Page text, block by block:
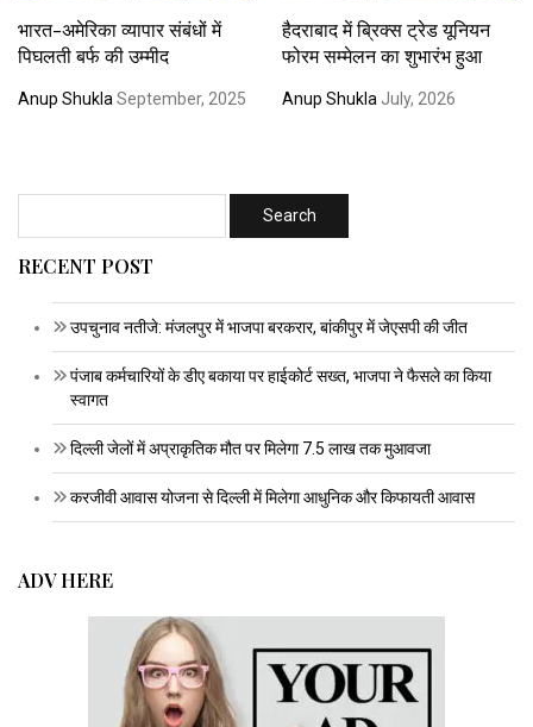
भारत-अमेरिका व्यापार संबंधों में
पिघलती बर्फ की उम्मीद
Anup Shukla September, 2025
हैदराबाद में ब्रिक्स ट्रेड यूनियन
फोरम सम्मेलन का शुभारंभ हुआ
Anup Shukla July, 2026
RECENT POST
उपचुनाव नतीजे: मंजलपुर में भाजपा बरकरार, बांकीपुर में जेएसपी की जीत
पंजाब कर्मचारियों के डीए बकाया पर हाईकोर्ट सख्त, भाजपा ने फैसले का किया
स्वागत
दिल्ली जेलों में अप्राकृतिक मौत पर मिलेगा 7.5 लाख तक मुआवजा
करजीवी आवास योजना से दिल्ली में मिलेगा आधुनिक और किफायती आवास
ADV HERE